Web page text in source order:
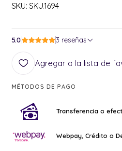
SKU: SKU.1694
5.0 3 reseñas
Agregar a la lista de
MÉTODOS DE PAGO
Transferencia o
Webpay, Crédito o